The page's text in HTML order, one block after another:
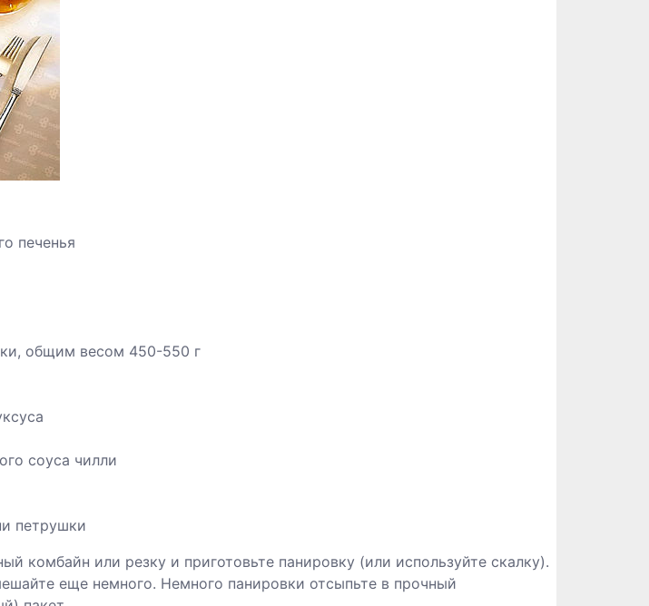
печенья
общим весом 450-550 г
соуса чилли
петрушки
комбайн или резку и приготовьте панировку (или используйте скалку).
еще немного. Немного панировки отсыпьте в прочный